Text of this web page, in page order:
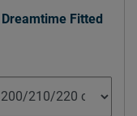
GmbH
Leuschner-Straße
Frankfurt am
sleep.nl
Fitted